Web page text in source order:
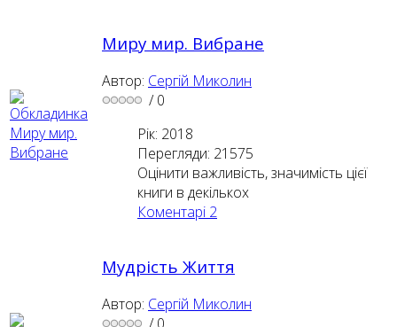
Миру мир. Вибране
Автор: Сергій Миколин
/0
Рік: 2018
Перегляди: 21575
Оцінити важливість, значимість цієї
книги в декількох
Коментарі 2
Мудрість Життя
Автор: Сергій Миколин